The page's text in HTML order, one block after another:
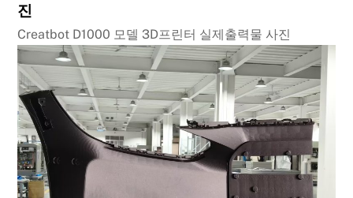
진
Creatbot D1000 모델 3D프린터 실제출력물 사진